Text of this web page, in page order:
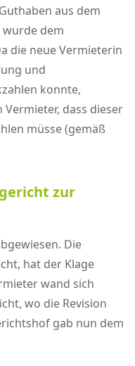
aus dem
dem
die neue Vermieterin
und
konnte,
dass dieser
müsse (gemäß
zur
Die
hat der Klage
wand sich
wo die Revision
gab nun dem